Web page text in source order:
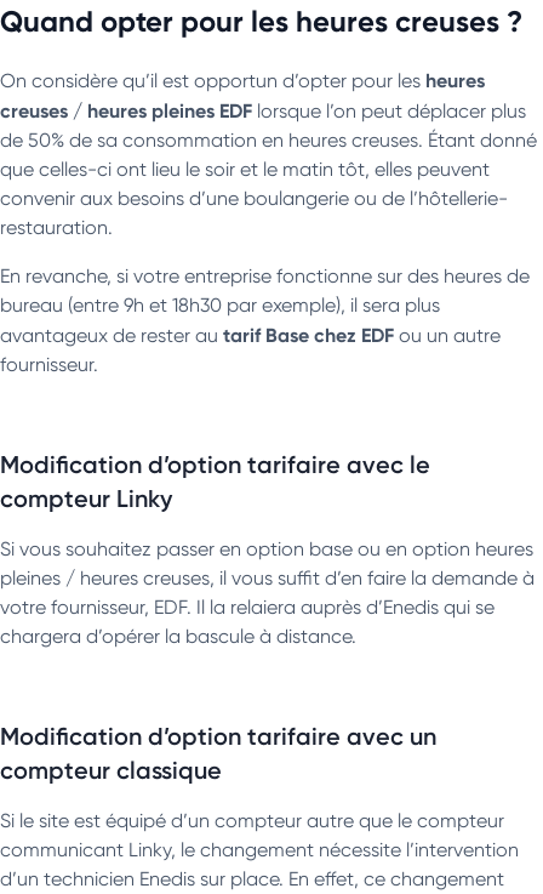
Quand opter pour les heures creuses ?
On considère qu’il est opportun d’opter pour les heures
creuses / heures pleines EDF lorsque l’on peut déplacer plus
de 50% de sa consommation en heures creuses. Étant donné
que celles-ci ont lieu le soir et le matin tôt, elles peuvent
convenir aux besoins d’une boulangerie ou de l’hôtellerie-
restauration.
En revanche, si votre entreprise fonctionne sur des heures de
bureau (entre 9h et 18h30 par exemple), il sera plus
avantageux de rester au tarif Base chez EDF ou un autre
fournisseur.
Modification d’option tarifaire avec le
compteur Linky
Si vous souhaitez passer en option base ou en option heures
pleines / heures creuses, il vous suffit d’en faire la demande à
votre fournisseur, EDF. Il la relaiera auprès d’Enedis qui se
chargera d’opérer la bascule à distance.
Modification d’option tarifaire avec un
compteur classique
Si le site est équipé d’un compteur autre que le compteur
communicant Linky, le changement nécessite l’intervention
d’un technicien Enedis sur place. En effet, ce changement